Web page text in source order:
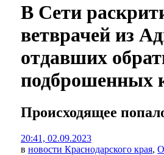
В Сети
ветврачей из
отдавших
подброшенных
Происходящее
20:41, 02.09.2023
в новости Краснодарского края,